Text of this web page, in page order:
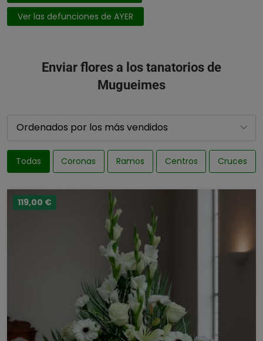
Ver las defunciones de AYER
Enviar flores a los tanatorios de
Mugueimes
Todas Coronas Ramos Centros Cruces
119,00 €